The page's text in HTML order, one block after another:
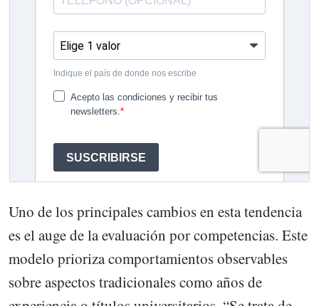
Uno de los principales cambios en esta tendencia
es el auge de la evaluación por competencias. Este
modelo prioriza comportamientos observables
sobre aspectos tradicionales como años de